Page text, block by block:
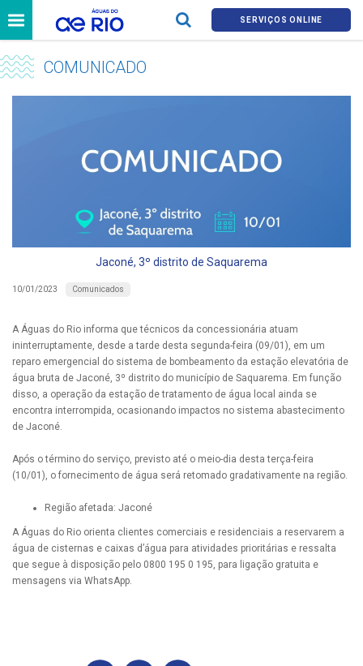
SERVIÇOS ONLINE
COMUNICADO
Jaconé, 3º distrito de Saquarema
10/01/2023 Comunicados
A Águas do Rio informa que técnicos da concessionária atuam
ininterruptamente, desde a tarde desta segunda-feira (09/01), em um
reparo emergencial do sistema de bombeamento da estação elevatória de
água bruta de Jaconé, 3º distrito do município de Saquarema. Em função
disso, a operação da estação de tratamento de água local ainda se
encontra interrompida, ocasionando impactos no sistema abastecimento
de Jaconé.
Após o término do serviço, previsto até o meio-dia desta terça-feira
(10/01), o fornecimento de água será retomado gradativamente na região.
Região afetada: Jaconé
A Águas do Rio orienta clientes comerciais e residenciais a reservarem a
água de cisternas e caixas d’água para atividades prioritárias e ressalta
que segue à disposição pelo 0800 195 0 195, para ligação gratuita e
mensagens via WhatsApp.